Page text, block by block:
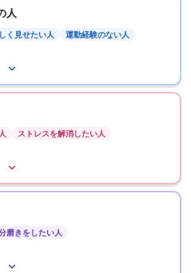
人
く見せたい人 運動経験のない人
ストレスを解消したい人
磨きをしたい人